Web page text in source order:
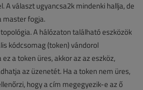
A választ ugyancsa2k mindenki hallja, de
master fogja.
A hálózaton található eszközök
kódcsomag (token) vándorol
a token üres, akkor az az eszköz,
az üzenetét. Ha a token nem üres,
hogy a cím megegyezik-e az ő